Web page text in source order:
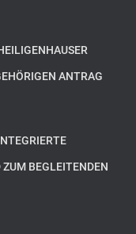
ANTRAG VO
BEGLEITENDEN